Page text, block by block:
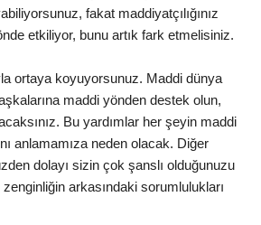
fakat maddiyatçılığınız
etkiliyor, bunu artık fark etmelisiniz.
ortaya koyuyorsunuz. Maddi dünya
maddi yönden destek olun,
Bu yardımlar her şeyin maddi
anlamamıza neden olacak. Diğer
dolayı sizin çok şanslı olduğunuzu
arkasındaki sorumlulukları